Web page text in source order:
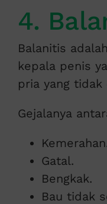
4.
Balanitis
kepala penis
pria yang tidak
Gejalanya
Gatal.
Bengkak.
Bau tidak